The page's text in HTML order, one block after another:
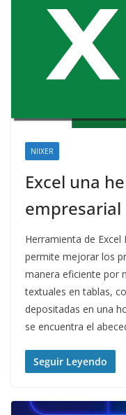
NIIXER
Excel una
empresarial
Herramienta de Excel
permite mejorar los
manera eficiente por
textuales en tablas,
depositadas en una
se encuentra el
Seguir Leyendo